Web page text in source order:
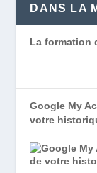
DANS LA
La formation
Google My
votre